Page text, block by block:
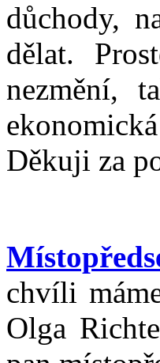
důchody,
dělat.
nezmění,
Děkuji za
chvíli
Olga